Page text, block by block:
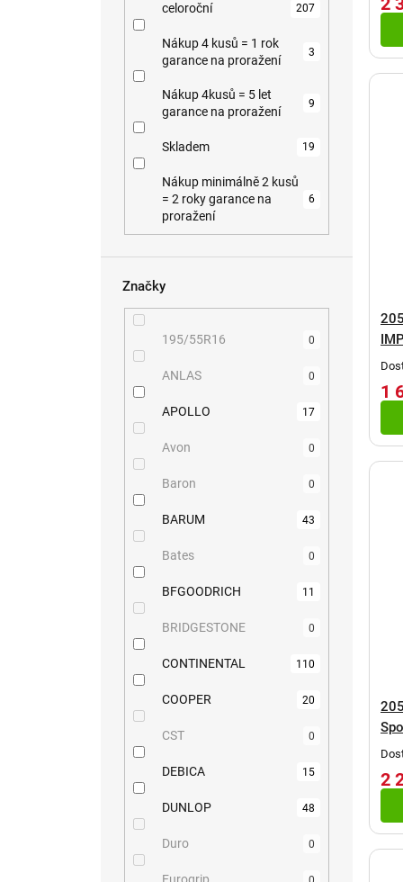
celoroční 207
Nákup 4 kusů = 1 rok
garance na proražení
3
Nákup 4kusů = 5 let
garance na proražení
9
Skladem 19
Nákup minimálně 2 kusů
= 2 roky garance na
proražení
6
Značky
195/55R16 0
ANLAS 0
APOLLO 17
Avon 0
Baron 0
BARUM 43
Bates 0
BFGOODRICH 11
BRIDGESTONE 0
CONTINENTAL 110
COOPER 20
CST 0
DEBICA 15
DUNLOP 48
Duro 0
ů
1
2